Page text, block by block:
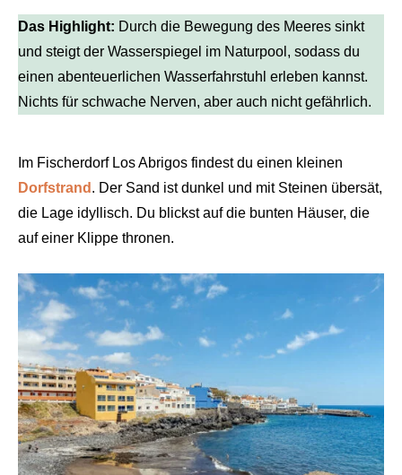
Das Highlight: Durch die Bewegung des Meeres sinkt
und steigt der Wasserspiegel im Naturpool, sodass du
einen abenteuerlichen Wasserfahrstuhl erleben kannst.
Nichts für schwache Nerven, aber auch nicht gefährlich.
Im Fischerdorf Los Abrigos findest du einen kleinen
Dorfstrand . Der Sand ist dunkel und mit Steinen übersät,
die Lage idyllisch. Du blickst auf die bunten Häuser, die
auf einer Klippe thronen.